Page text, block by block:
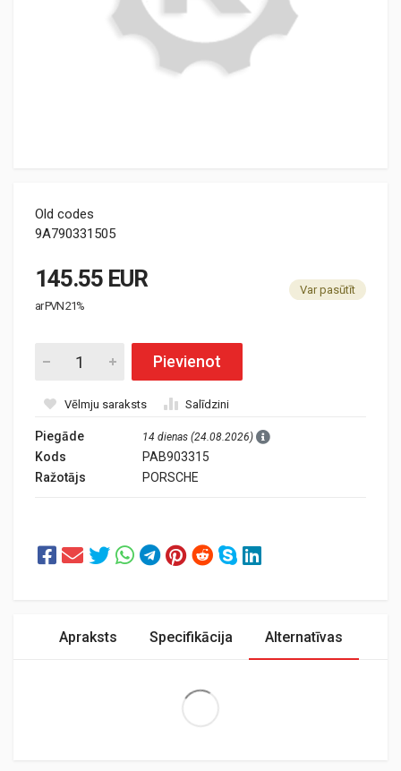
Old codes
9A790331505
145.55 EUR
ar PVN 21%
Var pasūtīt
Pievienot
Vēlmju saraksts Salīdzini
Piegāde 14 dienas (24.08.2026)
Kods
PAB903315
Ražotājs
PORSCHE
Apraksts Specifikācija Alternatīvas